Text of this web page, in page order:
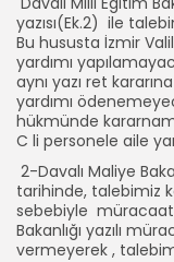
yazısı(Ek.2) ile
Bu hususta İzmir
yardımı
aynı yazı ret
yardımı
hükmünde
C li personele aile
2-Davalı Maliye
tarihinde, talebimiz
sebebiyle
Bakanlığı yazılı
vermeyerek ,